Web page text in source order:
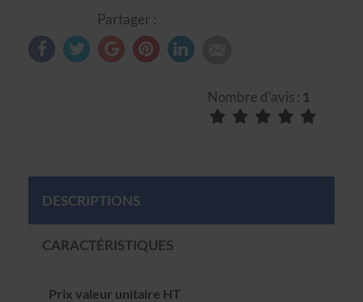
Partager :
Nombre d'avis : 1
DESCRIPTIONS
CARACTÉRISTIQUES
Prix valeur unitaire HT